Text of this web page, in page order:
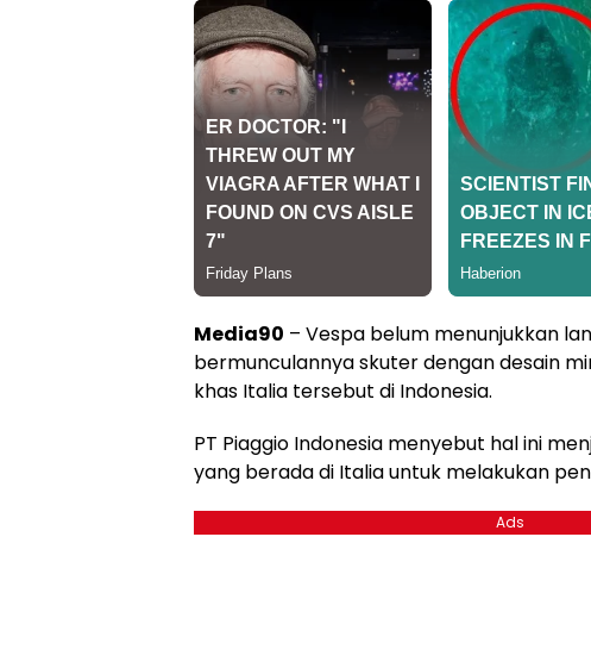
Media90 – Vespa belum menunjukkan
bermunculannya skuter dengan desain
khas Italia tersebut di Indonesia.
PT Piaggio Indonesia menyebut hal ini
yang berada di Italia untuk melakukan
Ads